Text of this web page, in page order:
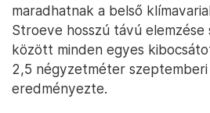
maradhatnak a belső
Stroeve hosszú távú elemzése
között minden egyes
2,5 négyzetméter
eredményezte.